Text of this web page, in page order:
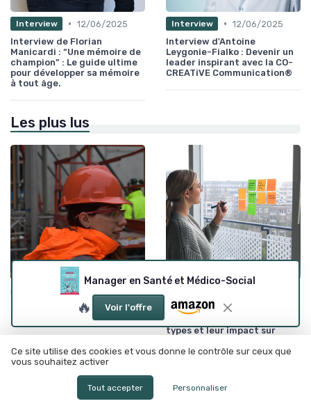
Interview • 12/06/2025
Interview de Florian
Manicardi : “Une mémoire de
champion” : Le guide ultime
pour développer sa mémoire
à tout âge.
Interview • 12/06/2025
Interview d'Antoine
Leygonie-Fialko : Devenir un
leader inspirant avec la CO-
CREATiVE Communication®
Les plus lus
Histoire du leadership
Comprendre le rôle du leader
et la définition du leadership
Styles de leadership :
types et leur impact sur
Manager en Santé et Médico-Social
🔥 Voir l'offre
Ce site utilise des cookies et vous donne le contrôle sur ceux que
vous souhaitez activer
Tout accepter Personnaliser